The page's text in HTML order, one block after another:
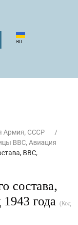
Выберите язык
RU
Армия, СССР
ВВС, Авиация
ВВС,
состава,
года (Код